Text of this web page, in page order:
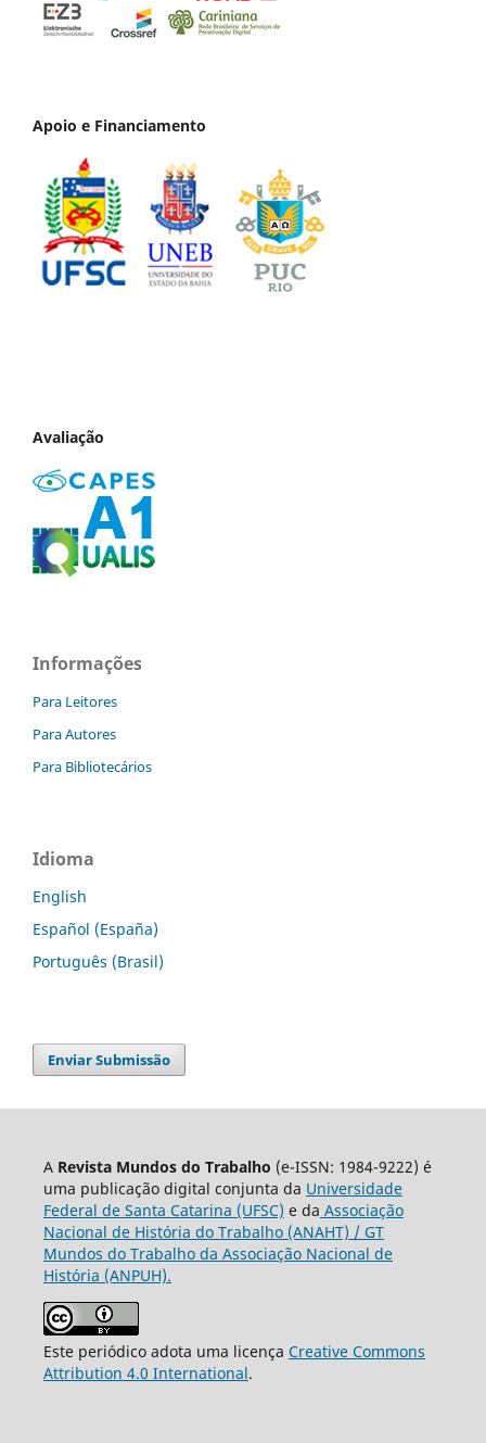
Apoio e Financiamento
Avaliação
Informações
Para Leitores
Para Autores
Para Bibliotecários
Idioma
English
Español (España)
Português (Brasil)
Enviar Submissão
A Revista Mundos do Trabalho (e-ISSN: 1984-9222) é
uma publicação digital conjunta da Universidade
Federal de Santa Catarina (UFSC) e da Associação
Nacional de História do Trabalho (ANAHT) / GT
Mundos do Trabalho da Associação Nacional de
História (ANPUH).
Este periódico adota uma licença Creative Commons
Attribution 4.0 International.